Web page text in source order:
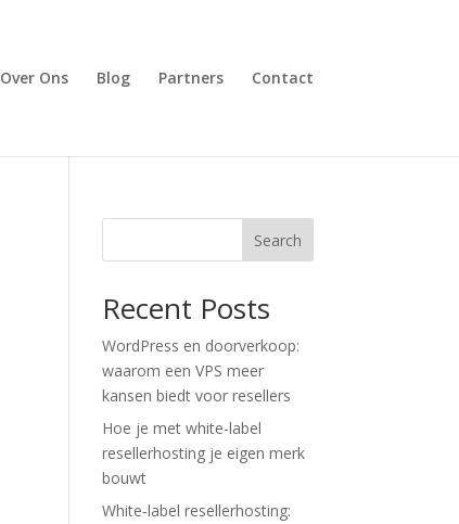
Over Ons Blog Partners Contact
Search
Recent Posts
WordPress en doorverkoop:
waarom een VPS meer
kansen biedt voor resellers
Hoe je met white-label
resellerhosting je eigen merk
bouwt
White‑label resellerhosting: